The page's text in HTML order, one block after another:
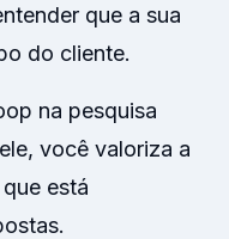
que a sua
do cliente.
na pesquisa
você valoriza a
está